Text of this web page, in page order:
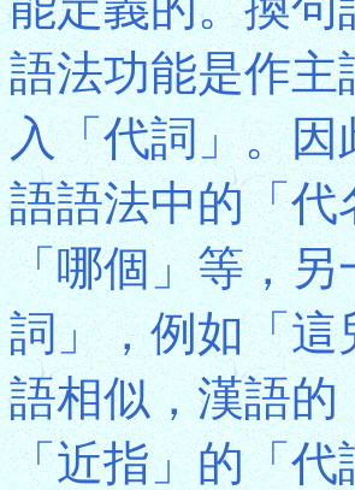
語法功能是作
入「代詞」。
語語法中的「
「哪個」等，
詞」，例如「
語相似，漢語
「近指」的「